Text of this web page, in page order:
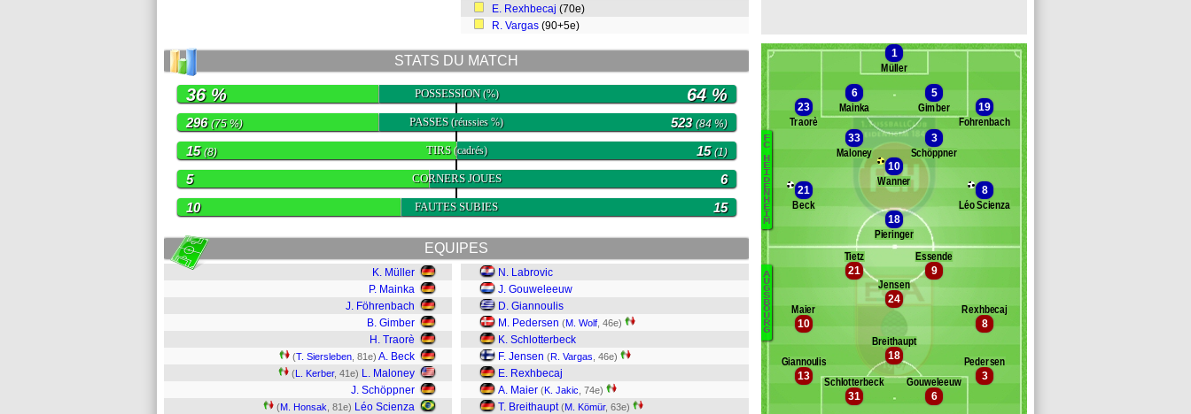
E. Rexhbecaj (70e)
R. Vargas (90+5e)
STATS DU MATCH
POSSESSION(%)
36 % 64 %
PASSES(réussies %)
296(75 %) 523(84 %)
TIRS(cadrés)
15(8) 15(1)
CORNERS JOUES
5 6
FAUTES SUBIES
10 15
EQUIPES
K. Müller
P. Mainka
J. Föhrenbach
B. Gimber
H. Traorè
(T. Siersleben , 81e) A. Beck
(L. Kerber, 41e) L. Maloney
J. Schöppner
(M. Honsak , 81e) Léo Scienza
N. Labrovic
J. Gouweleeuw
D. Giannoulis
M. Pedersen (M. Wolf , 46e)
K. Schlotterbeck
F. Jensen (R. Vargas , 46e)
E. Rexhbecaj
A. Maier (K. Jakic , 74e)
T. Breithaupt (M. Kömür, 63e)
Banc des remplaçants FC Heidenheim
Eicher
Theuerkauf
Kaufmann
Honsak
F
C
H
E
I
D
E
N
H
E
I
M
Banc des remplaçantsAugsbourg
Bauer
Klein
Jakic
Kömür
A
U
G
S
B
O
U
R
G
1
Müller
6
Mainka
5
Gimber
23
Traorè
19
Fohrenbach
33
Maloney
3
Schöppner
10
Wanner
21
Beck
8
Léo Scienza
18
Pieringer
6
Gouweleeuw
31
Schlotterbeck 3
Pedersen
13
Giannoulis 18
Breithaupt
8
Rexhbecaj
10
Maier
24
Jensen
9
Essende
21
Tietz